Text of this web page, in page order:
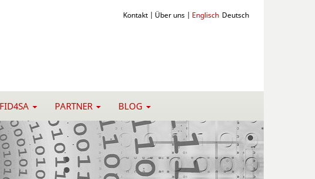
Deutsch
Englisch
Kontakt | Über uns |
PARTNER BLOG